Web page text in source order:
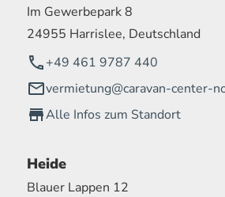
Im Gewerbepark 8
24955 Harrislee, Deutschland
+49 461 9787 440
vermietung@caravan-center-
Alle Infos zum Standort
Heide
Blauer Lappen 12